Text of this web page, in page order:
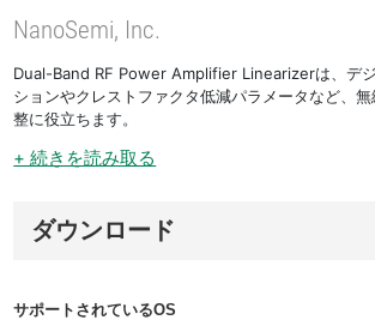
NanoSemi, Inc.
Dual-Band RF Power Amplifier Linearizerは、デ
ションやクレストファクタ低減パラメータなど、
整に役立ちます。
+ 続きを読み取る
ダウンロード
サポートされているOS